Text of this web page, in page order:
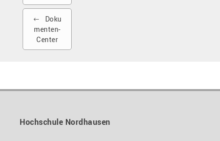
Doku
menten-
Center
Hochschule Nordhausen